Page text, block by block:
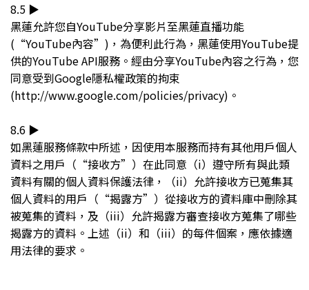
8.5 ▶︎
黑蓮允許您自YouTube分享影片至黑蓮直播功能
(“YouTube內容”)，為便利此行為，黑蓮使用YouTube提
供的YouTube API服務。經由分享YouTube內容之行為，您
同意受到Google隱私權政策的拘束
(http://www.google.com/policies/privacy)。
8.6 ▶︎
如黑蓮服務條款中所述，因使用本服務而持有其他用戶個人
資料之用戶（“接收方”）在此同意（i）遵守所有與此類
資料有關的個人資料保護法律，（ii）允許接收方已蒐集其
個人資料的用戶（“揭露方”）從接收方的資料庫中刪除其
被蒐集的資料，及（iii）允許揭露方審查接收方蒐集了哪些
揭露方的資料。上述（ii）和（iii）的每件個案，應依據適
用法律的要求。